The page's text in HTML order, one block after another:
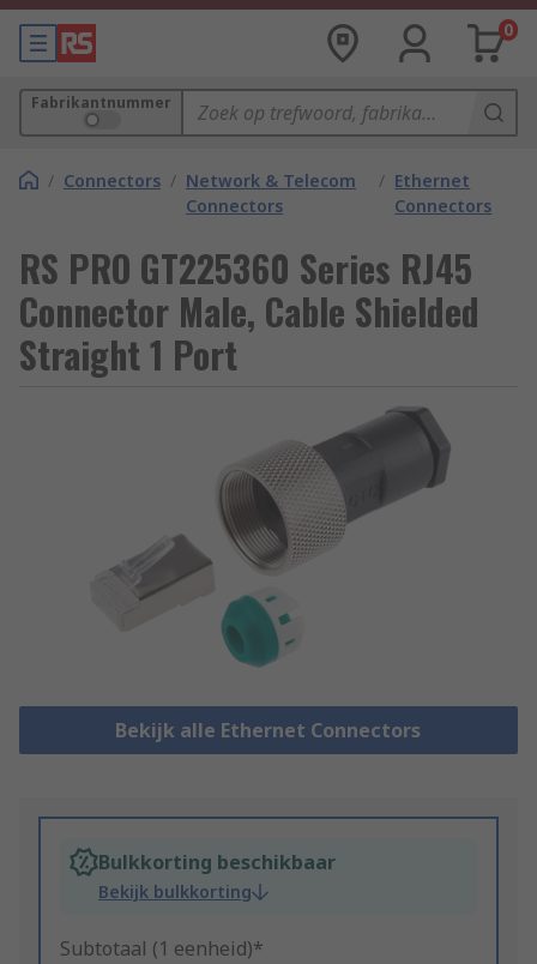
0
Fabrikantnummer
/ Connectors / Network & Telecom
Connectors
/ Ethernet
Connectors
RS PRO GT225360 Series RJ45
Connector Male, Cable Shielded
Straight 1 Port
Bekijk alle Ethernet Connectors
Bulkkorting beschikbaar
Bekijk bulkkorting
Subtotaal (1 eenheid)*